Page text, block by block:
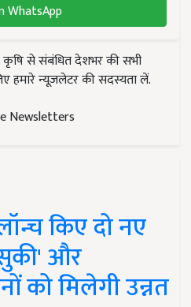
WhatsApp
कृषि से संबंधित देशभर की सभी
न्यूज़लेटर की सदस्यता लें.
Newsletters
किए दो नए
और
को मिलेगी उन्नत